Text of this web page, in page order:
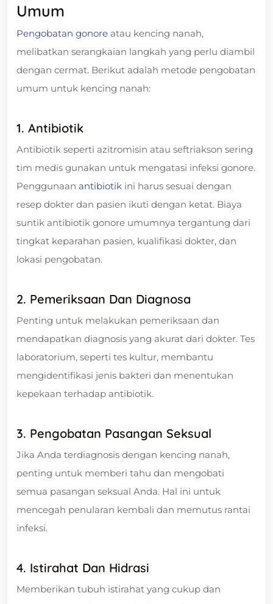
Umum
Pengobatan gonore atau kencing nanah,
melibatkan serangkaian langkah yang perlu diambil
dengan cermat. Berikut adalah metode pengobatan
umum untuk kencing nanah:
1. Antibiotik
Antibiotik seperti azitromisin atau seftriakson sering
tim medis gunakan untuk mengatasi infeksi gonore.
Penggunaan antibiotik ini harus sesuai dengan
resep dokter dan pasien ikuti dengan ketat. Biaya
suntik antibiotik gonore umumnya tergantung dari
tingkat keparahan pasien, kualifikasi dokter, dan
lokasi pengobatan.
2. Pemeriksaan Dan Diagnosa
Penting untuk melakukan pemeriksaan dan
mendapatkan diagnosis yang akurat dari dokter. Tes
laboratorium, seperti tes kultur, membantu
mengidentifikasi jenis bakteri dan menentukan
kepekaan terhadap antibiotik.
3. Pengobatan Pasangan Seksual
Jika Anda terdiagnosis dengan kencing nanah,
penting untuk memberi tahu dan mengobati
semua pasangan seksual Anda. Hal ini untuk
mencegah penularan kembali dan memutus rantai
infeksi.
4. Istirahat Dan Hidrasi
Memberikan tubuh istirahat yang cukup dan